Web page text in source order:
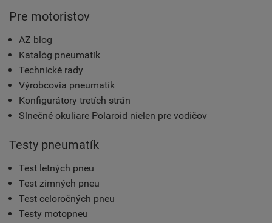
Pre motoristov
AZ blog
Katalóg pneumatík
Technické rady
Výrobcovia pneumatík
Konfigurátory tretích strán
Slnečné okuliare Polaroid nielen pre vodičov
Testy pneumatík
Test letných pneu
Test zimných pneu
Test celoročných pneu
Testy motopneu